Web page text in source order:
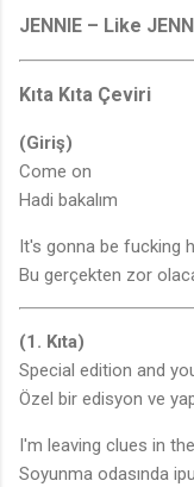
JENNIE – Like
Kıta Kıta Çeviri
(Giriş)
Come on
Hadi bakalım
It's gonna be fucking
Bu gerçekten zor
(1. Kıta)
Special edition and
Özel bir edisyon ve
I'm leaving clues in
Soyunma odasında